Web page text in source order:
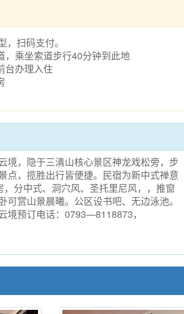
扫码支付。
，乘坐索道步行40分钟到此地
台办理入住
境，隐于三清山核心景区神龙戏松旁，步
点，揽胜出行皆便捷。民宿为新中式禅意
，分中式、洞穴风、圣托里尼风，，推窗
可赏山景晨曦。公区设书吧、无边泳池。
境预订电话：0793—8118873，